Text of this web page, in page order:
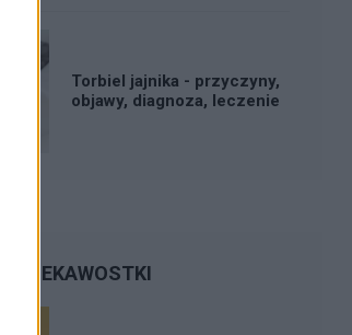
Torbiel jajnika - przyczyny,
objawy, diagnoza, leczenie
CIEKAWOSTKI